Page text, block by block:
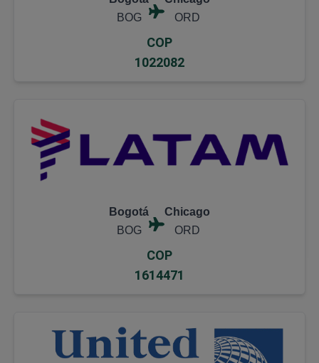
BOG
ORD
COP
1022082
Bogotá
BOG
Chicago
ORD
COP
1614471